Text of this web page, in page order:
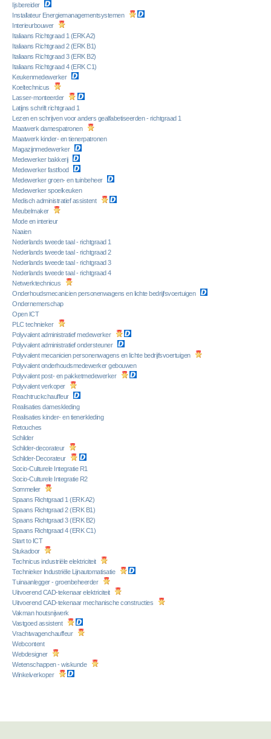
Ijsbereider
Installateur Energiemanagementsystemen
Interieurbouwer
Italiaans Richtgraad 1 (ERK A2)
Italiaans Richtgraad 2 (ERK B1)
Italiaans Richtgraad 3 (ERK B2)
Italiaans Richtgraad 4 (ERK C1)
Keukenmedewerker
Koeltechnicus
Lasser-monteerder
Latijns schrift richtgraad 1
Lezen en schrijven voor anders gealfabetiseerden - richtgraad 1
Maatwerk damespatronen
Maatwerk kinder- en tienerpatronen
Magazijnmedewerker
Medewerker bakkerij
Medewerker fastfood
Medewerker groen- en tuinbeheer
Medewerker spoelkeuken
Medisch administratief assistent
Meubelmaker
Mode en interieur
Naaien
Nederlands tweede taal - richtgraad 1
Nederlands tweede taal - richtgraad 2
Nederlands tweede taal - richtgraad 3
Nederlands tweede taal - richtgraad 4
Netwerktechnicus
Onderhoudsmecanicien personenwagens en lichte bedrijfsvoertuigen
Ondernemerschap
Open ICT
PLC technieker
Polyvalent administratief medewerker
Polyvalent administratief ondersteuner
Polyvalent mecanicien personenwagens en lichte bedrijfsvoertuigen
Polyvalent onderhoudsmedewerker gebouwen
Polyvalent post- en pakketmedewerker
Polyvalent verkoper
Reachtruckchauffeur
Realisaties dameskleding
Realisaties kinder- en tienerkleding
Retouches
Schilder
Schilder-decorateur
Schilder-Decorateur
Socio-Culturele Integratie R1
Socio-Culturele Integratie R2
Sommelier
Spaans Richtgraad 1 (ERK A2)
Spaans Richtgraad 2 (ERK B1)
Spaans Richtgraad 3 (ERK B2)
Spaans Richtgraad 4 (ERK C1)
Start to ICT
Stukadoor
Technicus industriële elektriciteit
Technieker Industriële Lijnautomatisatie
Tuinaanlegger - groenbeheerder
Uitvoerend CAD-tekenaar elektriciteit
Uitvoerend CAD-tekenaar mechanische constructies
Vakman houtsnijwerk
Vastgoed assistent
Vrachtwagenchauffeur
Webcontent
Webdesigner
Wetenschappen - wiskunde
Winkelverkoper